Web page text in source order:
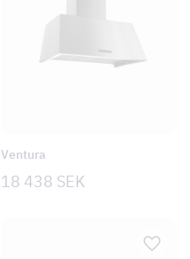
Ventura
18 438 SEK